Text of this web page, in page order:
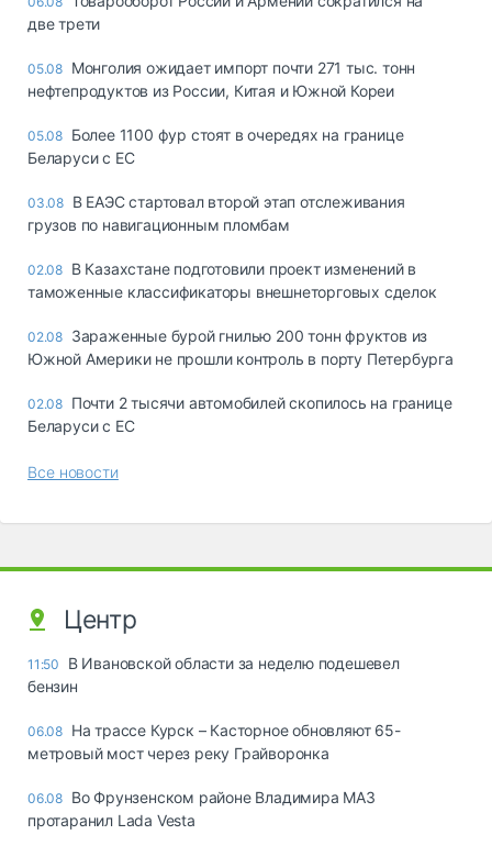
две трети
05.08 Монголия ожидает импорт почти 271 тыс. тонн
нефтепродуктов из России, Китая и Южной Кореи
05.08 Более 1100 фур стоят в очередях на границе
Беларуси с ЕС
03.08 В ЕАЭС стартовал второй этап отслеживания
грузов по навигационным пломбам
02.08 В Казахстане подготовили проект изменений в
таможенные классификаторы внешнеторговых сделок
02.08 Зараженные бурой гнилью 200 тонн фруктов из
Южной Америки не прошли контроль в порту Петербурга
02.08 Почти 2 тысячи автомобилей скопилось на границе
Беларуси с ЕС
Все новости
Центр
11:50
В Ивановской области за неделю подешевел
бензин
06.08 На трассе Курск – Касторное обновляют 65-
метровый мост через реку Грайворонка
06.08 Во Фрунзенском районе Владимира МАЗ
протаранил Lada Vesta